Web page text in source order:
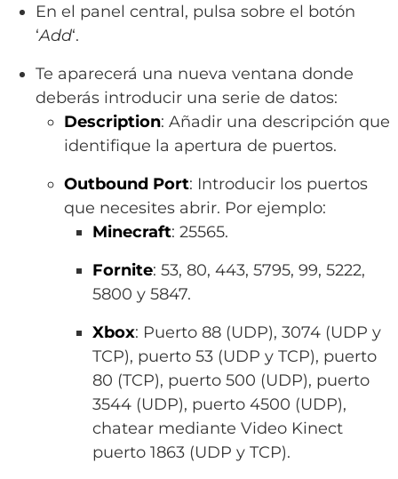
En el panel central, pulsa sobre el botón
‘Add‘.
Te aparecerá una nueva ventana donde
deberás introducir una serie de datos:
Description: Añadir una descripción que
identifique la apertura de puertos.
Outbound Port: Introducir los puertos
que necesites abrir. Por ejemplo:
Minecraft: 25565.
Fornite: 53, 80, 443, 5795, 99, 5222,
5800 y 5847.
Xbox: Puerto 88 (UDP), 3074 (UDP y
TCP), puerto 53 (UDP y TCP), puerto
80 (TCP), puerto 500 (UDP), puerto
3544 (UDP), puerto 4500 (UDP),
chatear mediante Video Kinect
puerto 1863 (UDP y TCP).